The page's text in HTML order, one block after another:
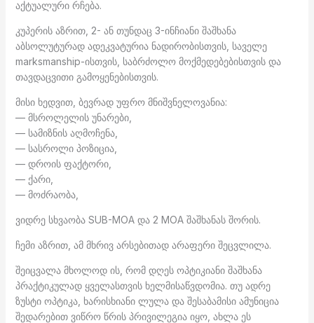
აქტუალური რჩება.
კუპერის აზრით, 2- ან თუნდაც 3-ინჩიანი შაშხანა
აბსოლუტურად ადეკვატურია ნადირობისთვის, საველე
marksmanship-ისთვის, საბრძოლო მოქმედებებისთვის და
თავდაცვითი გამოყენებისთვის.
მისი ხედვით, ბევრად უფრო მნიშვნელოვანია:
— მსროლელის უნარები,
— სამიზნის აღმოჩენა,
— სასროლი პოზიცია,
— დროის ფაქტორი,
— ქარი,
— მოძრაობა,
ვიდრე სხვაობა SUB-MOA და 2 MOA შაშხანას შორის.
ჩემი აზრით, ამ მხრივ არსებითად არაფერი შეცვლილა.
შეიცვალა მხოლოდ ის, რომ დღეს ოპტიკიანი შაშხანა
პრაქტიკულად ყველასთვის ხელმისაწვდომია. თუ ადრე
ზუსტი ოპტიკა, ხარისხიანი ლულა და შესაბამისი ამუნიცია
შედარებით ვიწრო წრის პრივილეგია იყო, ახლა ეს